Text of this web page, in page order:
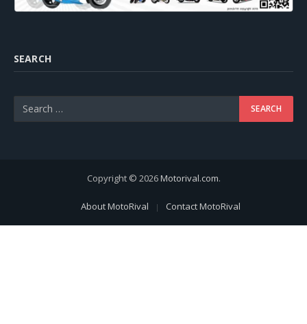
SEARCH
Copyright © 2026Motorival.com.
About MotoRival Contact MotoRival